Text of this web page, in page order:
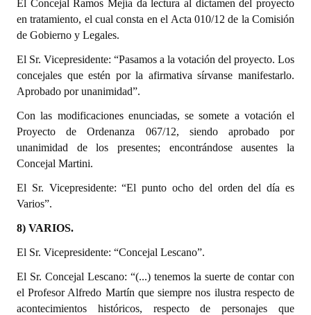
El Concejal Ramos Mejía da lectura al dictamen del proyecto
en tratamiento, el cual consta en el Acta 010/12 de la Comisión
de Gobierno y Legales.
El Sr. Vicepresidente: “Pasamos a la votación del proyecto. Los
concejales que estén por la afirmativa sírvanse manifestarlo.
Aprobado por unanimidad”.
Con las modificaciones enunciadas, se somete a votación el
Proyecto de Ordenanza 067/12, siendo aprobado por
unanimidad de los presentes; encontrándose ausentes la
Concejal Martini.
El Sr. Vicepresidente: “El punto ocho del orden del día es
Varios”.
8) VARIOS.
El Sr. Vicepresidente: “Concejal Lescano”.
El Sr. Concejal Lescano: “(...) tenemos la suerte de contar con
el Profesor Alfredo Martín que siempre nos ilustra respecto de
acontecimientos históricos, respecto de personajes que